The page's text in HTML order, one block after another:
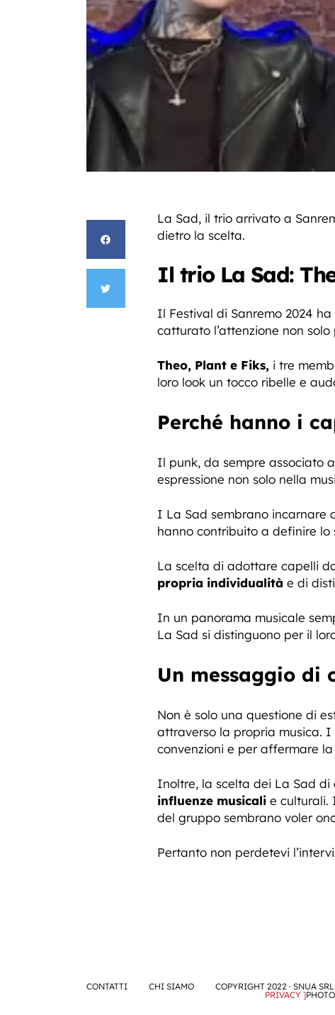
La Sad, il trio arrivato a
dietro la scelta.
Il trio La Sad:
Il Festival di Sanremo 2024 ha
catturato l’attenzione non
Theo, Plant e Fiks, i tre
loro look un tocco ribelle e
Perché hanno i
Il punk, da sempre associato
espressione non solo nella
I La Sad sembrano incarnare
hanno contribuito a definire lo
La scelta di adottare capelli
propria individualità e di
In un panorama musicale
La Sad si distinguono per il
Un messaggio di
Non è solo una questione di
attraverso la propria musica.
convenzioni e per affermare
Inoltre, la scelta dei La Sad
influenze musicali e culturali.
del gruppo sembrano voler
Pertanto non perdetevi
CONTATTI CHI SIAMO COPYRIGHT 2022 · SNUA
PRIVACY ]